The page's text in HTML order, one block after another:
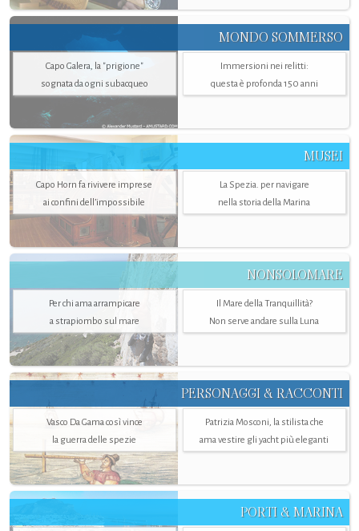
MONDO SOMMERSO
Capo Galera, la "prigione"
sognata da ogni subacqueo
Immersioni nei relitti:
questa è profonda 150 anni
MUSEI
Capo Horn fa rivivere imprese
ai confini dell’impossibile
La Spezia. per navigare
nella storia della Marina
NONSOLOMARE
Per chi ama arrampicare
a strapiombo sul mare
Il Mare della Tranquillità?
Non serve andare sulla Luna
PERSONAGGI & RACCONTI
Vasco Da Gama così vince
la guerra delle spezie
Patrizia Mosconi, la stilista che
ama vestire gli yacht più eleganti
PORTI & MARINA